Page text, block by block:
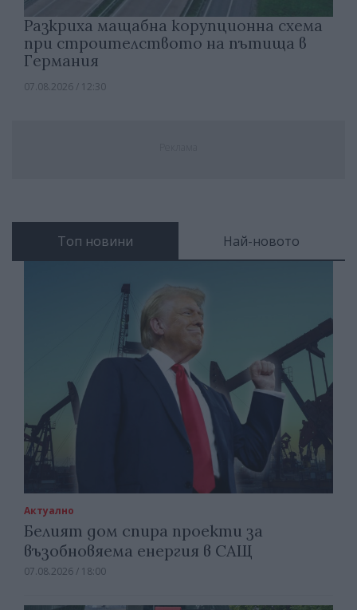
Разкриха мащабна корупционна схема
при строителството на пътища в
Германия
07.08.2026 / 12:30
Топ новини Най-новото
Актуално
Белият дом спира проекти за
възобновяема енергия в САЩ
07.08.2026 / 18:00